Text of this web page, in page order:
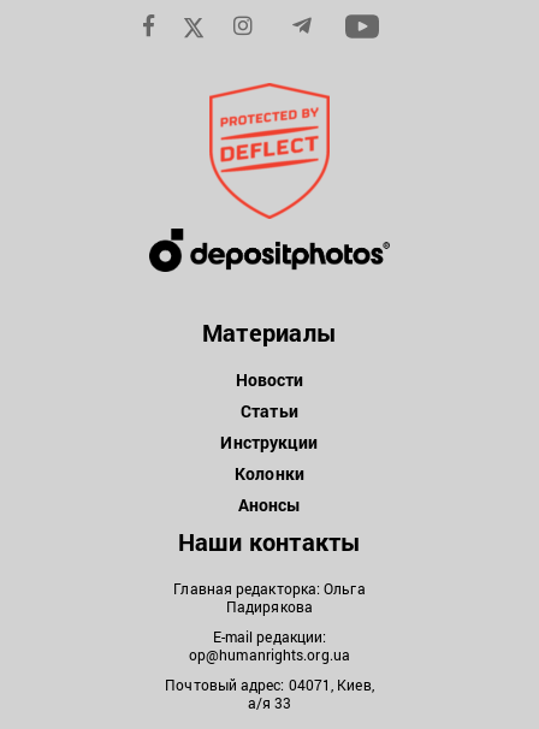
Материалы
Новости
Статьи
Инструкции
Колонки
Анонсы
Наши контакты
Главная редакторка: Ольга
Падирякова
E-mail редакции:
op@humanrights.org.ua
Почтовый адрес: 04071, Киев,
а/я 33